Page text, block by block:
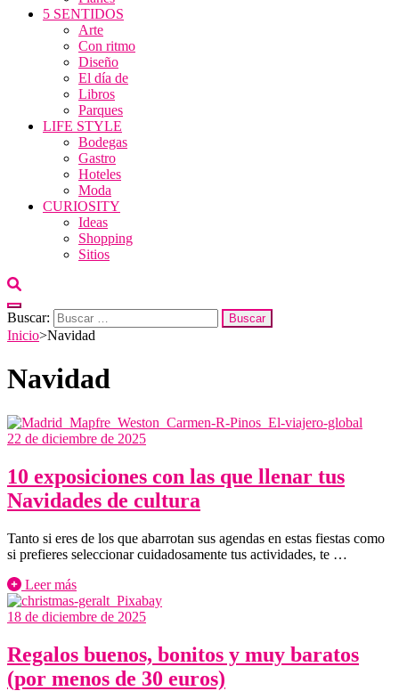
5 SENTIDOS
Arte
Con ritmo
Diseño
El día de
Libros
Parques
LIFE STYLE
Bodegas
Gastro
Hoteles
Moda
CURIOSITY
Ideas
Shopping
Sitios
Buscar:
Inicio>Navidad
Navidad
22 de diciembre de 2025
10 exposiciones con las que llenar tus
Navidades de cultura
Tanto si eres de los que abarrotan sus agendas en estas fiestas como
si prefieres seleccionar cuidadosamente tus actividades, te …
Leer más
18 de diciembre de 2025
Regalos buenos, bonitos y muy baratos
(por menos de 30 euros)